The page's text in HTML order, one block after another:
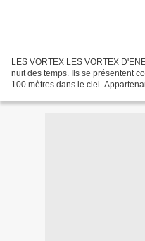
LES VORTEX LES VORTEX
nuit des temps. Ils se présentent
100 mètres dans le ciel.